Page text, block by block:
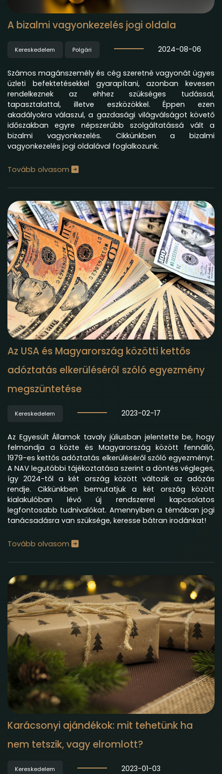
A bizalmi vagyonkezelés jogi oldala
Kereskedelem Polgári 2024-08-06
Számos magánszemély és cég szeretné vagyonát ügyes
üzleti befektetésekkel gyarapítani, azonban kevesen
rendelkeznek az ehhez szükséges tudással,
tapasztalattal, illetve eszközökkel. Éppen ezen
akadályokra válaszul, a gazdasági világválságot követő
időszakban egyre népszerűbb szolgáltatássá vált a
bizalmi vagyonkezelés. Cikkünkben a bizalmi
vagyonkezelés jogi oldalával foglalkozunk.
Tovább olvasom
Az USA és Magyarország közötti kettős
adóztatás elkerüléséről szóló egyezmény
megszüntetése
Kereskedelem 2023-02-17
Az Egyesült Államok tavaly júliusban jelentette be, hogy
felmondja a közte és Magyarország között fennálló,
1979-es kettős adóztatás elkerüléséről szóló egyezményt.
A NAV legutóbbi tájékoztatása szerint a döntés végleges,
így 2024-től a két ország között változik az adózás
rendje. Cikkünkben bemutatjuk a két ország között
kialakulóban lévő új rendszerrel kapcsolatos
legfontosabb tudnivalókat. Amennyiben a témában jogi
tanácsadásra van szüksége, keresse bátran irodánkat!
Tovább olvasom
Karácsonyi ajándékok: mit tehetünk ha
nem tetszik, vagy elromlott?
Kereskedelem 2023-01-03